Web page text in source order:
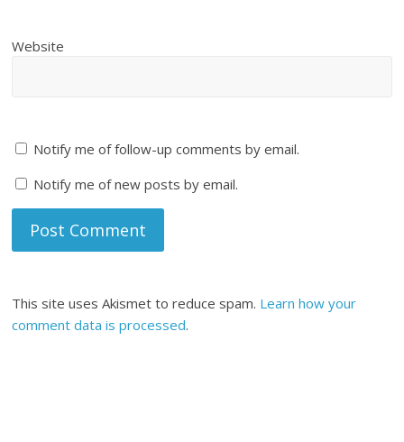
Website
Notify me of follow-up comments by email.
Notify me of new posts by email.
This site uses Akismet to reduce spam. Learn how your
comment data is processed.